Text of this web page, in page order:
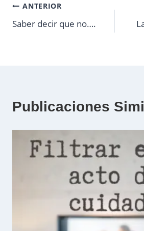
Navegación
de
ANTERIOR
Saber decir que no….
Publicaciones